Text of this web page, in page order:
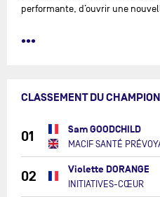
performante, d’ouvrir une
•••
CLASSEMENT DU
01 Sam GOODCHILD
MACIF SANTÉ
02 Violette DORANGE
INITIATIVES-CŒUR